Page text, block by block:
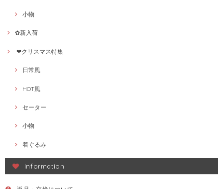
小物
✿新入荷
❤クリスマス特集
日常風
HOT風
セーター
小物
着ぐるみ
Information